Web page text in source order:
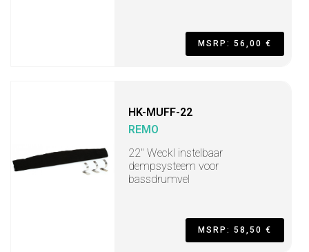
MSRP: 56,00 €
HK-MUFF-22
REMO
22" Weckl instelbaar
dempsysteem voor
bassdrumvel
MSRP: 58,50 €